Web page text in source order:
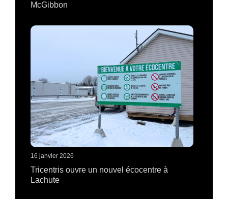
McGibbon
16 janvier 2026
Tricentris ouvre un nouvel écocentre à
Lachute